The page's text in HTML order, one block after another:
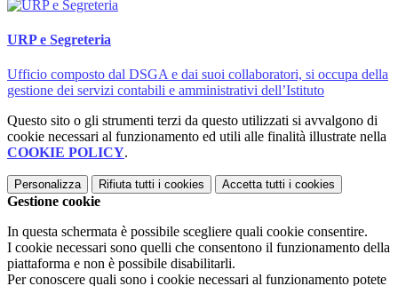
URP e Segreteria
Ufficio composto dal DSGA e dai suoi collaboratori, si occupa della
gestione dei servizi contabili e amministrativi dell’Istituto
Questo sito o gli strumenti terzi da questo utilizzati si avvalgono di
cookie necessari al funzionamento ed utili alle finalità illustrate nella
COOKIE POLICY.
Personalizza Rifiuta tutti i cookies Accetta tutti i cookies
Gestione cookie
In questa schermata è possibile scegliere quali cookie consentire.
I cookie necessari sono quelli che consentono il funzionamento della
piattaforma e non è possibile disabilitarli.
Per conoscere quali sono i cookie necessari al funzionamento potete